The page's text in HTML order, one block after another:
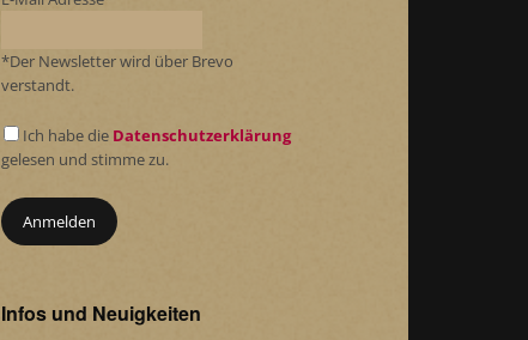
*Der Newsletter wird über Brevo
verstandt.
Ich habe die Datenschutzerklärung
gelesen und stimme zu.
Infos und Neuigkeiten